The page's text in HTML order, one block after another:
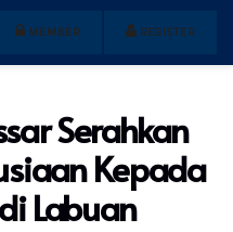
MEMBER REGISTER
Serahkan
Kepada
Labuan